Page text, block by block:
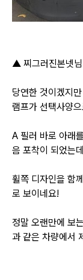
▲ 찌그러진본넷
당연한 것이겠지
램프가 선택사양
A 필러 바로 아래
음 포착이 되었는
휠쪽 디자인을 함
로 보이네요!
정말 오랜만에 보
과 같은 차량에서